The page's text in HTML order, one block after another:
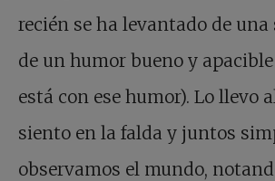
recién se ha levantado de una
de un humor bueno y
está con ese humor). Lo llevo
siento en la falda y juntos
observamos el mundo,